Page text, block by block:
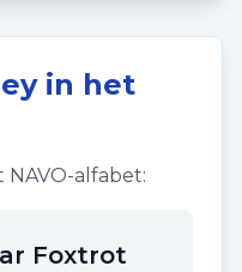
in het
NAVO-alfabet:
Foxtrot